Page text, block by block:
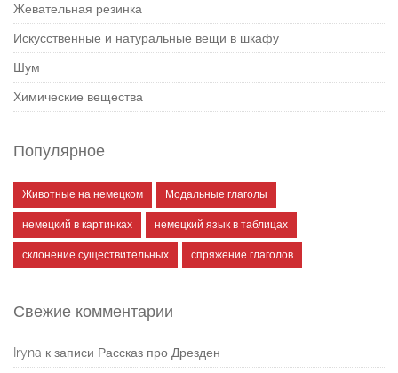
Жевательная резинка
Искусственные и натуральные вещи в шкафу
Шум
Химические вещества
Популярное
Животные на немецком Модальные глаголы
немецкий в картинках немецкий язык в таблицах
склонение существительных спряжение глаголов
Свежие комментарии
Iryna к записи Рассказ про Дрезден